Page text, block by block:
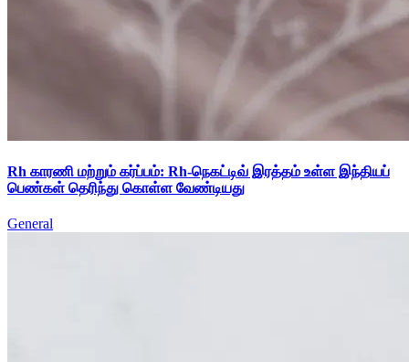
Rh காரணி மற்றும் கர்ப்பம்: Rh-நெகட்டிவ் இரத்தம் உள்ள இந்தியப்
பெண்கள் தெரிந்து கொள்ள வேண்டியது
General